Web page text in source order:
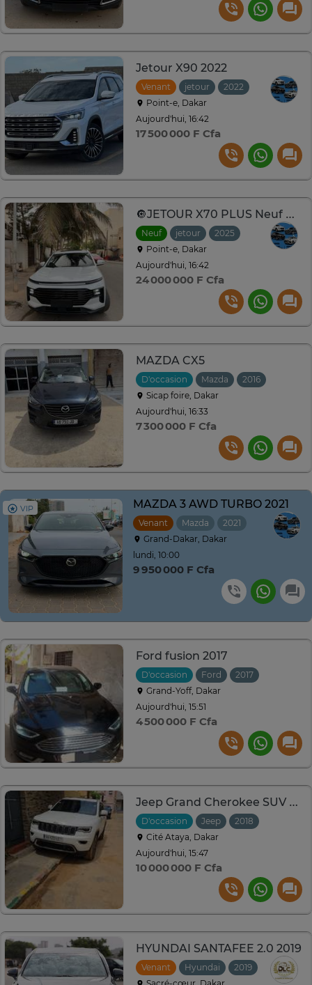
Jetour X90 2022
Venant jetour 2022
Point-e, Dakar
Aujourd'hui, 16:42
17 500 000 F Cfa
🔘JETOUR X70 PLUS Neuf 🔘2025
Neuf jetour 2025
Automatique
Point-e, Dakar
Aujourd'hui, 16:42
24 000 000 F Cfa
MAZDA CX5
D'occasion Mazda 2016
Sicap foire, Dakar
Aujourd'hui, 16:33
7 300 000 F Cfa
VIP MAZDA 3 AWD TURBO 2021
Venant Mazda 2021
Automatique
Grand-Dakar, Dakar
lundi, 10:00
9 950 000 F Cfa
Ford fusion 2017
D'occasion Ford 2017
Grand-Yoff, Dakar
Aujourd'hui, 15:51
4 500 000 F Cfa
Jeep Grand Cherokee SUV blanc polyvalent
D'occasion Jeep 2018
Cité Ataya, Dakar
Aujourd'hui, 15:47
10 000 000 F Cfa
HYUNDAI SANTAFEE 2.0 2019
Venant Hyundai 2019